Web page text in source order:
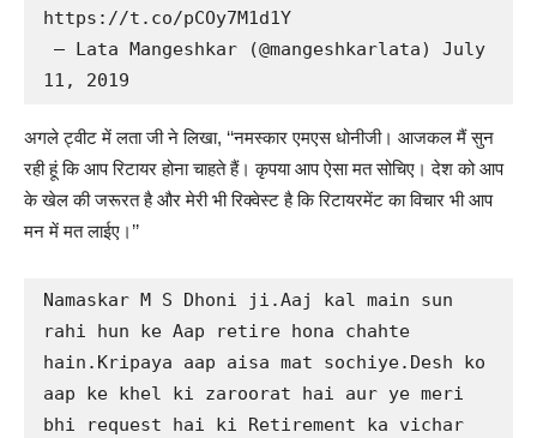
https://t.co/pCOy7M1d1Y
11, 2019
अगले ट्वीट में लता जी ने लिखा, ‘‘नमस्कार एमएस धोनीजी। आजकल मैं सुन
रही हूं कि आप रिटायर होना चाहते हैं। कृपया आप ऐसा मत सोचिए। देश को आप
के खेल की जरूरत है और मेरी भी रिक्वेस्ट है कि रिटायरमेंट का विचार भी आप
मन में मत लाईए।’’
Namaskar M S Dhoni ji.Aaj kal main sun
rahi hun ke Aap retire hona chahte
hain.Kripaya aap aisa mat sochiye.Desh ko
aap ke khel ki zaroorat hai aur ye meri
bhi request hai ki Retirement ka vichar